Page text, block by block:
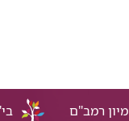
מיון רמב"ם